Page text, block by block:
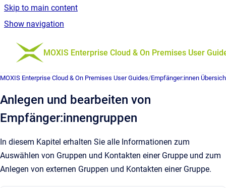
Skip to main content
Show navigation
Go to homepage
MOXIS Enterprise Cloud & On Premises User
MOXIS Enterprise Cloud & On Premises User Guides/Empfänger:innen
Anlegen und bearbeiten von
Empfänger:innengruppen
In diesem Kapitel erhalten Sie alle Informationen zum
Auswählen von Gruppen und Kontakten einer Gruppe und zum
Anlegen von externen Gruppen und Kontakten einer Gruppe.